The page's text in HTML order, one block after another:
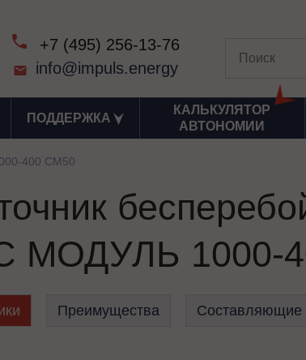
+7 (495) 256-13-76
info@impuls.energy
ПОДДЕРЖКА
КАЛЬКУЛЯТОР
АВТОНОМИИ
400 СМ50
МОДУЛЬ 1000-
Преимущества Составляющие